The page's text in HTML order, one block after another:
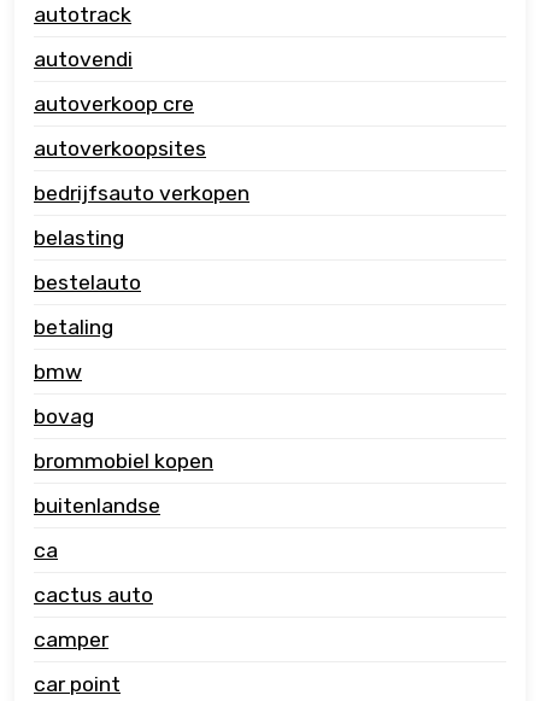
autotrack
autovendi
autoverkoop cre
autoverkoopsites
bedrijfsauto verkopen
belasting
bestelauto
betaling
bmw
bovag
brommobiel kopen
buitenlandse
ca
cactus auto
camper
car point